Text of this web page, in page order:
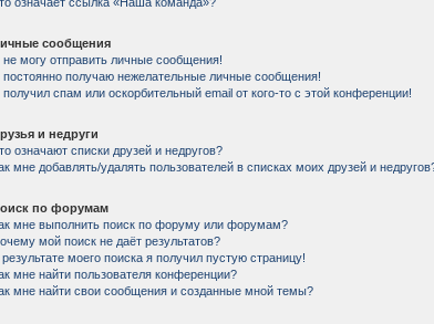
сообщения
не могу отправить личные сообщения!
постоянно получаю нежелательные личные сообщения!
получил спам или оскорбительный email от кого-то с этой конференции!
и недруги
означают списки друзей и недругов?
мне добавлять/удалять пользователей в списках моих друзей и
по форумам
мне выполнить поиск по форуму или форумам?
мой поиск не даёт результатов?
результате моего поиска я получил пустую страницу!
мне найти пользователя конференции?
мне найти свои сообщения и созданные мной темы?